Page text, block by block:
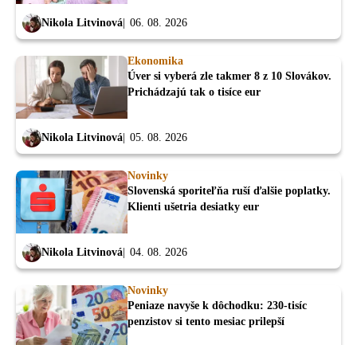
Nikola Litvinová 06. 08. 2026
Ekonomika
Úver si vyberá zle takmer 8 z 10 Slovákov.
Prichádzajú tak o tisíce eur
Nikola Litvinová 05. 08. 2026
Novinky
Slovenská sporiteľňa ruší ďalšie poplatky.
Klienti ušetria desiatky eur
Nikola Litvinová 04. 08. 2026
Novinky
Peniaze navyše k dôchodku: 230-tisíc
penzistov si tento mesiac prilepší